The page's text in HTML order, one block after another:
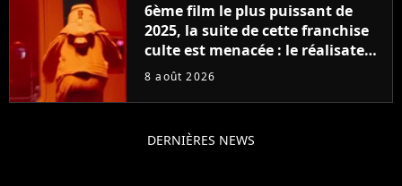
6ème film le plus puissant de
2025, la suite de cette franchise
culte est menacée : le réalisateur
claque la porte pour "différends
8 août 2026
DERNIÈRES NEWS